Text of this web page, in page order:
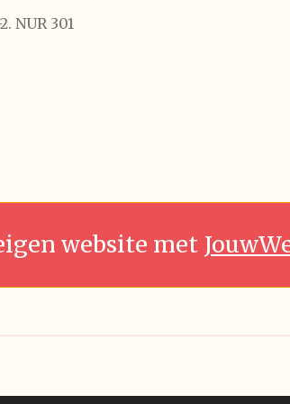
NUR 301
website met